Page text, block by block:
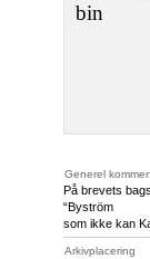
bin
Generel
På brevets
“Byström
som ikke kan
Arkivplacering